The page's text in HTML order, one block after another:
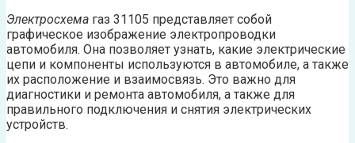
Электросхема газ 31105 представляет собой
графическое изображение электропроводки
автомобиля. Она позволяет узнать, какие электрические
цепи и компоненты используются в автомобиле, а также
их расположение и взаимосвязь. Это важно для
диагностики и ремонта автомобиля, а также для
правильного подключения и снятия электрических
устройств.